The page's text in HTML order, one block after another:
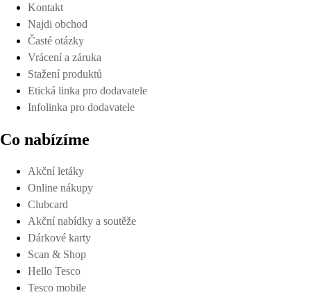
Kontakt
Najdi obchod
Časté otázky
Vrácení a záruka
Stažení produktů
Etická linka pro dodavatele
Infolinka pro dodavatele
Co nabízíme
Akční letáky
Online nákupy
Clubcard
Akční nabídky a soutěže
Dárkové karty
Scan & Shop
Hello Tesco
Tesco mobile